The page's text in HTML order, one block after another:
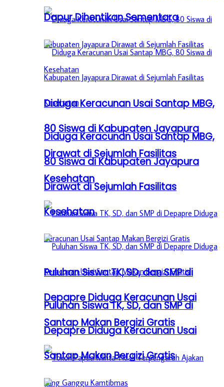
Diduga Keracunan Usai Santap MBG,
80 Siswa di Kabupaten Jayapura
Dirawat di Sejumlah Fasilitas
Kesehatan
Puluhan Siswa TK, SD, dan SMP di
Depapre Diduga Keracunan Usai
Santap Makan Bergizi Gratis
Dapur Dihentikan Sementara
Diduga Keracunan Usai Santap MBG,
80 Siswa di Kabupaten Jayapura
Dirawat di Sejumlah Fasilitas
Kesehatan
Puluhan Siswa TK, SD, dan SMP di
Depapre Diduga Keracunan Usai
Santap Makan Bergizi Gratis